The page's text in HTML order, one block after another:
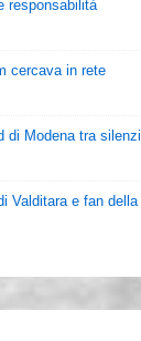
responsabilità
cercava in rete
di Modena tra silenzi
Valditara e fan della